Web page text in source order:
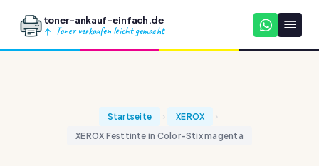
toner-ankauf-einfach.de
Toner verkaufen leicht gemacht
Startseite
XEROX
XEROX Festtinte in Color-Stix magenta